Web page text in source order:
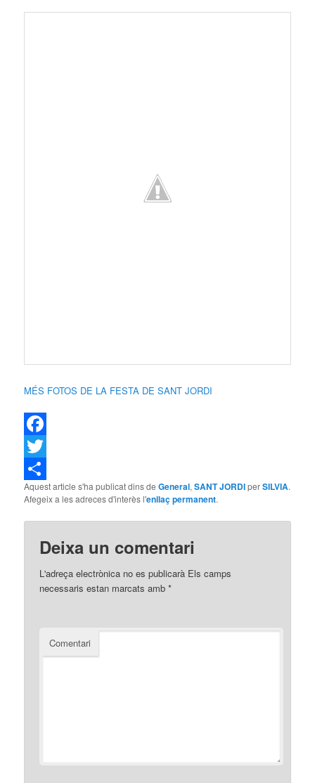
MÉS FOTOS DE LA FESTA DE SANT JORDI
Facebook
Twitter
Comparteix
Aquest article s'ha publicat dins deGeneral,SANT JORDIperSILVIA.
Afegeix a les adreces d'interès l'enllaç permanent.
Deixa un comentari
L'adreça electrònica no es publicarà Els camps
necessaris estan marcats amb*
Comentari